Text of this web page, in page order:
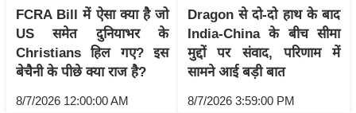
फै
श
न
घ
रे
FCRA Bill में ऐसा क्या है जो
US समेत दुनियाभर के
Christians हिल गए? इस
बेचैनी के पीछे क्या राज है?
8/7/2026 12:00:00 AM
Dragon से दो-दो हाथ के बाद
India-China के बीच सीमा
मुद्दों पर संवाद, परिणाम में
सामने आई बड़ी बात
8/7/2026 3:59:00 PM